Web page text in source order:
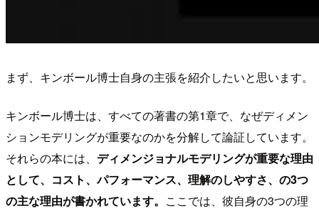
まず、キンボール博士自身の主張を紹介したいと思います。
キンボール博士は、すべての著書の第1章で、なぜディメン
ションモデリングが重要なのかを分解して論証しています。
それらの本には、 ディメンジョナルモデリングが重要な理由
として、コスト、パフォーマンス、理解のしやすさ、の3つ
の主な理由が書かれています。 ここでは、彼自身の3つの理